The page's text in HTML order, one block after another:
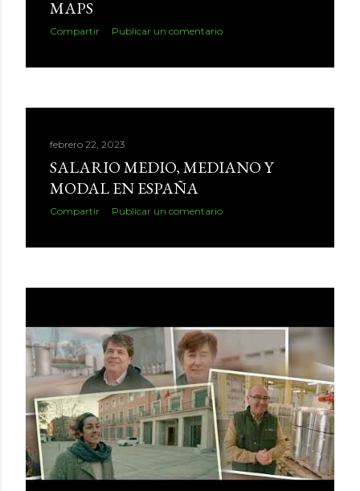
MAPS
Compartir Publicar un comentario
febrero 22, 2023
SALARIO MEDIO, MEDIANO Y
MODAL EN ESPAÑA
Compartir Publicar un comentario